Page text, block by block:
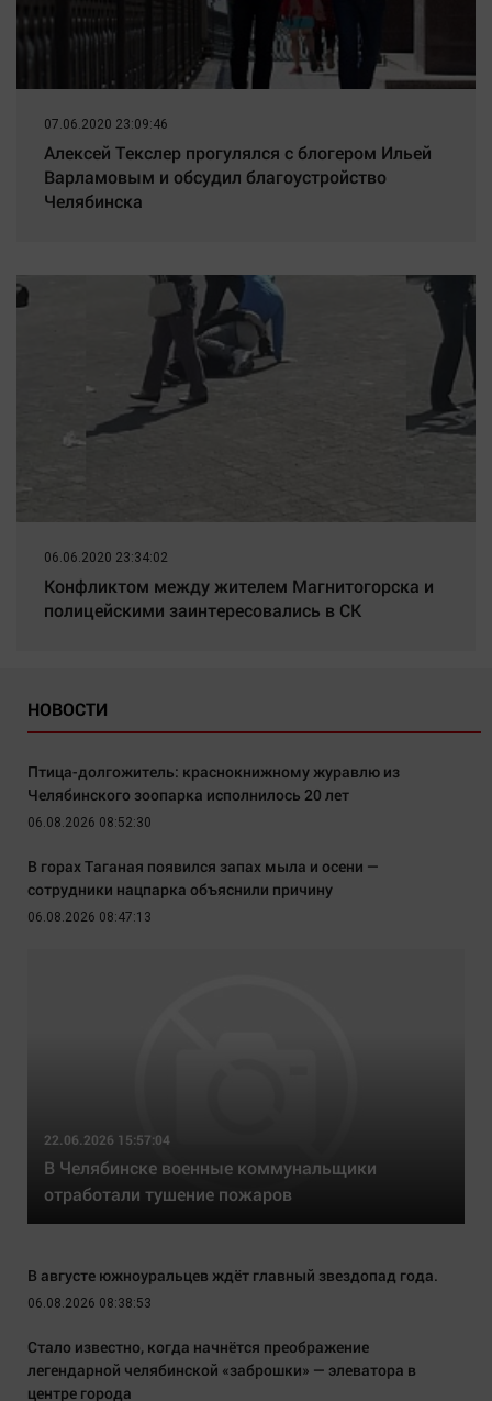
07.06.2020 23:09:46
Алексей Текслер прогулялся с блогером Ильей
Варламовым и обсудил благоустройство
Челябинска
06.06.2020 23:34:02
Конфликтом между жителем Магнитогорска и
полицейскими заинтересовались в СК
НОВОСТИ
Птица-долгожитель: краснокнижному журавлю из
Челябинского зоопарка исполнилось 20 лет
06.08.2026 08:52:30
В горах Таганая появился запах мыла и осени —
сотрудники нацпарка объяснили причину
06.08.2026 08:47:13
22.06.2026 15:57:04
В Челябинске военные коммунальщики
отработали тушение пожаров
В августе южноуральцев ждёт главный звездопад года.
06.08.2026 08:38:53
Стало известно, когда начнётся преображение
легендарной челябинской «заброшки» — элеватора в
центре города